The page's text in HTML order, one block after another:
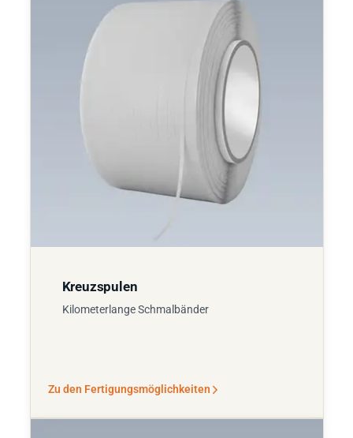
Kreuzspulen
Kilometerlange Schmalbänder
Zu den Fertigungsmöglichkeiten